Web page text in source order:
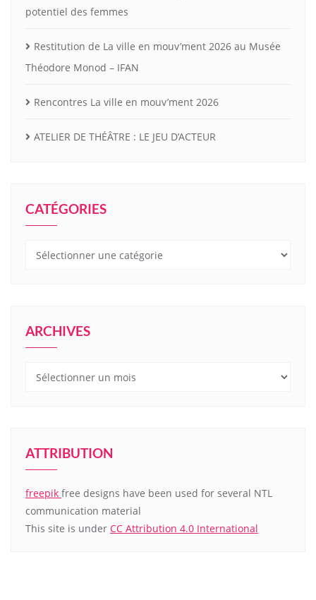
potentiel des femmes
Restitution de La ville en mouv’ment 2026 au Musée
Théodore Monod – IFAN
Rencontres La ville en mouv’ment 2026
ATELIER DE THÉÂTRE : LE JEU D’ACTEUR
CATÉGORIES
Catégories
ARCHIVES
Archives
ATTRIBUTION
freepik free designs have been used for several NTL
communication material
This site is under CC Attribution 4.0 International